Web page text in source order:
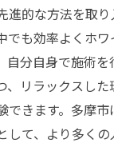
進的な方法を取
でも効率よくホ
自分自身で施術
、リラックスし
できます。多摩
して、より多く